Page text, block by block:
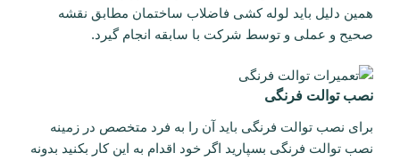
همين دليل بايد لوله كشی فاضلاب ساختمان مطابق نقشه
صحيح و عملی و توسط شرکت با سابقه انجام گیرد.
نصب توالت فرنگی
برای نصب توالت فرنگی باید آن را به فرد متخصص در زمینه
نصب توالت فرنگی بسپارید اگر خود اقدام به این کار بکنید بدونه